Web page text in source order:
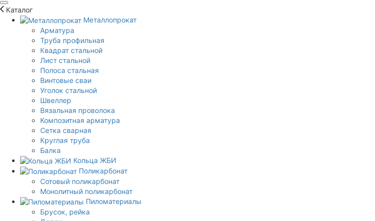
Каталог
Металлопрокат
Арматура
Труба профильная
Квадрат стальной
Лист стальной
Полоса стальная
Винтовые сваи
Уголок стальной
Швеллер
Вязальная проволока
Композитная арматура
Сетка сварная
Круглая труба
Балка
Кольца ЖБИ
Поликарбонат
Сотовый поликарбонат
Монолитный поликарбонат
Пиломатериалы
Брусок, рейка